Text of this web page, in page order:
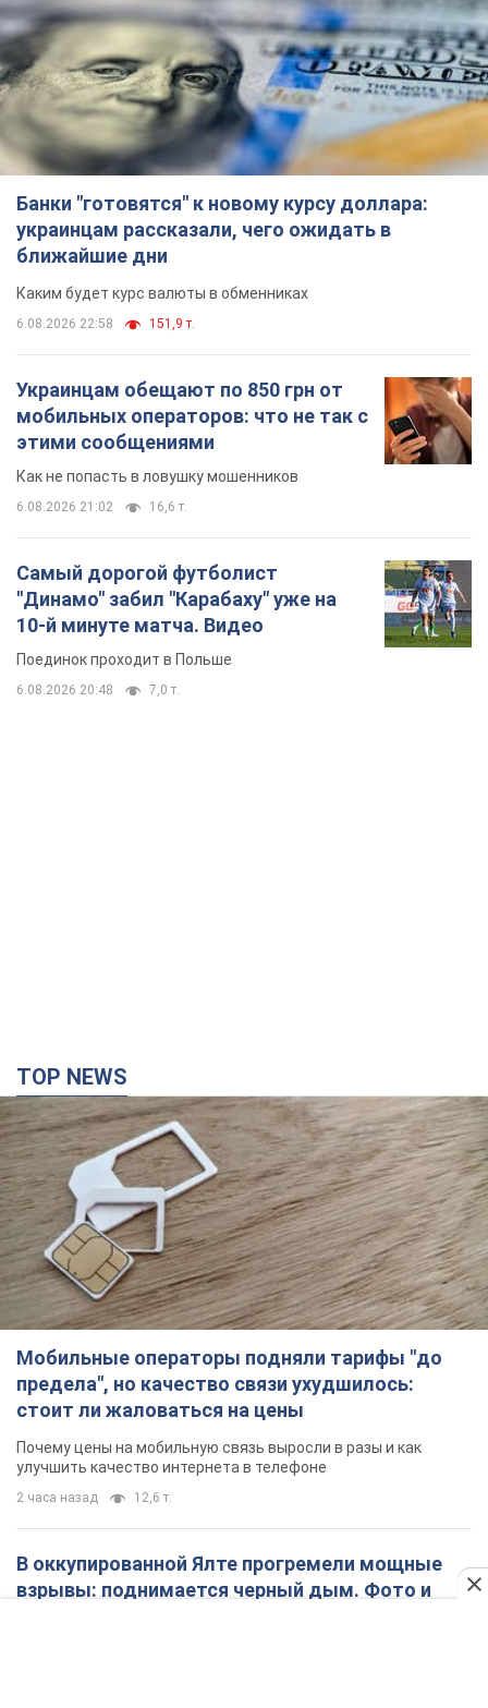
украинцам рассказали, чего ожидать в
ближайшие дни
Каким будет курс валюты в обменниках
6.08.2026 22:58 151,9 т.
Украинцам обещают по 850 грн от
мобильных операторов: что не так с
этими сообщениями
Как не попасть в ловушку мошенников
6.08.2026 21:02 16,6 т.
Самый дорогой футболист
"Динамо" забил "Карабаху" уже на
10-й минуте матча. Видео
Поединок проходит в Польше
6.08.2026 20:48 7,0 т.
Мобильные операторы подняли тарифы "до
предела", но качество связи ухудшилось:
стоит ли жаловаться на цены
Почему цены на мобильную связь выросли в разы и как
улучшить качество интернета в телефоне
2 часа назад 12,6 т.
В оккупированной Ялте прогремели мощные
взрывы: поднимается черный дым. Фото и
видео
42 минуты назад 1,2 т.
В Коблево в Николаевской области произошел
взрыв в море: погиб мужчина, есть
пострадавшие